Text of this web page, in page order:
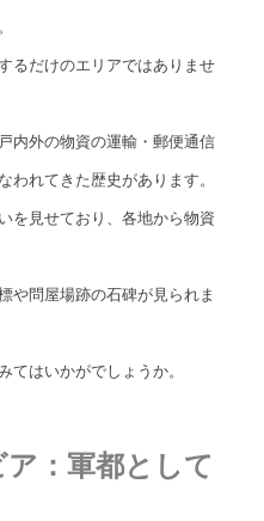
るだけのエリアではありませ
内外の物資の運輸・郵便通信
われてきた歴史があります。
を見せており、各地から物資
や問屋場跡の石碑が見られま
てはいかがでしょうか。
：軍都として